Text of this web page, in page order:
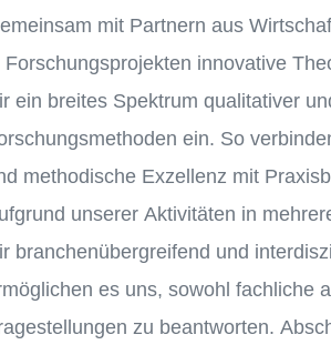
mit Partnern aus
Forschungsprojekten innovative
ein breites Spektrum qualitativer
ein. So
methodische Exzellenz mit
unserer Aktivitäten in
branchenübergreifend und
es uns, sowohl fachliche
zu beantworten.